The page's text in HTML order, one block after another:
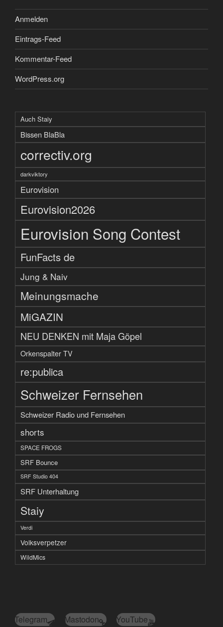
Anmelden
Eintrags-Feed
Kommentar-Feed
WordPress.org
Auch Staiy
Bissen BlaBla
correctiv.org
darkviktory
Eurovision
Eurovision2026
Eurovision Song Contest
FunFacts de
Jung & Naiv
Meinungsmache
MiGAZIN
NEU DENKEN mit Maja Göpel
Orkenspalter TV
re:publica
Schweizer Fernsehen
Schweizer Radio und Fernsehen
shorts
SPACE FROGS
SRF Bounce
SRF Studio 404
SRF Unterhaltung
Staiy
Verdi
Volksverpetzer
WildMics
Telegram Mastodon YouTube